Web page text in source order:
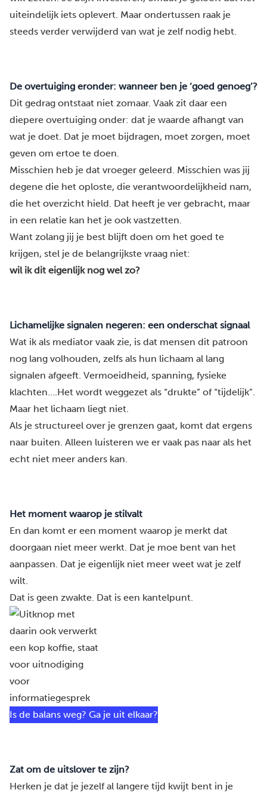
uiteindelijk iets oplevert. Maar ondertussen raak je
steeds verder verwijderd van wat je zelf nodig hebt.
De overtuiging eronder: wanneer ben je ‘goed genoeg’?
Dit gedrag ontstaat niet zomaar. Vaak zit daar een
diepere overtuiging onder: dat je waarde afhangt van
wat je doet. Dat je moet bijdragen, moet zorgen, moet
geven om ertoe te doen.
Misschien heb je dat vroeger geleerd. Misschien was jij
degene die het oploste, die verantwoordelijkheid nam,
die het overzicht hield. Dat heeft je ver gebracht, maar
in een relatie kan het je ook vastzetten.
Want zolang jij je best blijft doen om het goed te
krijgen, stel je de belangrijkste vraag niet:
wil ik dit eigenlijk nog wel zo?
Lichamelijke signalen negeren: een onderschat signaal
Wat ik als mediator vaak zie, is dat mensen dit patroon
nog lang volhouden, zelfs als hun lichaam al lang
signalen afgeeft. Vermoeidheid, spanning, fysieke
klachten….Het wordt weggezet als “drukte” of “tijdelijk”.
Maar het lichaam liegt niet.
Als je structureel over je grenzen gaat, komt dat ergens
naar buiten. Alleen luisteren we er vaak pas naar als het
echt niet meer anders kan.
Het moment waarop je stilvalt
En dan komt er een moment waarop je merkt dat
doorgaan niet meer werkt. Dat je moe bent van het
aanpassen. Dat je eigenlijk niet meer weet wat je zelf
wilt.
Dat is geen zwakte. Dat is een kantelpunt.
Is de balans weg? Ga je uit elkaar?
Zat om de uitslover te zijn?
Herken je dat je jezelf al langere tijd kwijt bent in je